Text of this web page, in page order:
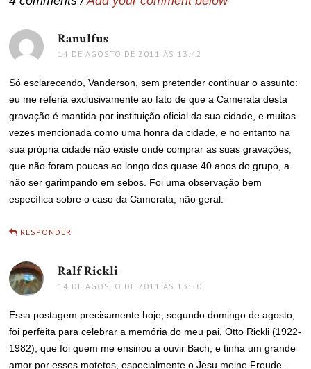
Ranulfus
14 DE AGOSTO DE 2011 ÀS 13:42
Só esclarecendo, Vanderson, sem pretender continuar o assunto:
eu me referia exclusivamente ao fato de que a Camerata desta
gravação é mantida por instituição oficial da sua cidade, e muitas
vezes mencionada como uma honra da cidade, e no entanto na
sua própria cidade não existe onde comprar as suas gravações,
que não foram poucas ao longo dos quase 40 anos do grupo, a
não ser garimpando em sebos. Foi uma observação bem
específica sobre o caso da Camerata, não geral.
RESPONDER
Ralf Rickli
14 DE AGOSTO DE 2011 ÀS 13:50
Essa postagem precisamente hoje, segundo domingo de agosto,
foi perfeita para celebrar a memória do meu pai, Otto Rickli (1922-
1982), que foi quem me ensinou a ouvir Bach, e tinha um grande
amor por esses motetos, especialmente o Jesu meine Freude.